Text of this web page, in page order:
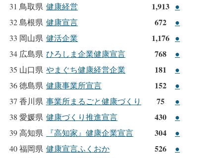
31 鳥取県 健康経営 1,913 ●
32島根県 健康宣言 672
●
33 岡山県 健活企業 1,176 ●
34 広島県 ひろしま企業健康宣言 768
●
35 山口県 やまぐち健康経営企業 181
●
36徳島県 健康事業所宣言 152
●
37 香川県 事業所まるごと健康づくり 75
●
38 愛媛県 健康づくり推進宣言 430
●
39高知県 『高知家』健康企業宣言 304
●
40福岡県 健康宣言ふくおか 526
●